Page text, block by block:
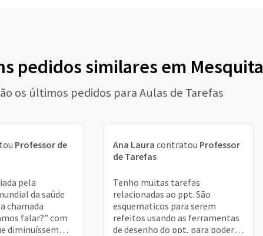
pedidos similares em Mesquita
os últimos pedidos para Aulas de Tarefas
Professor de
pela
da saúde
chamada
falar?” com
diminuíssem
Ana Laura contratou Professor
de Tarefas
Tenho muitas tarefas
relacionadas ao ppt. São
esquematicos para serem
refeitos usando as ferramentas
de desenho do ppt, para poder